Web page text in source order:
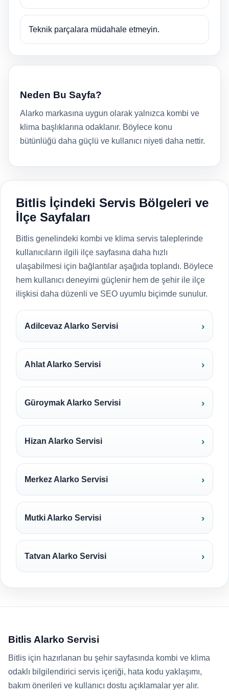
Teknik parçalara müdahale etmeyin.
Neden Bu Sayfa?
Alarko markasına uygun olarak yalnızca kombi ve
klima başlıklarına odaklanır. Böylece konu
bütünlüğü daha güçlü ve kullanıcı niyeti daha nettir.
Bitlis İçindeki Servis Bölgeleri ve
İlçe Sayfaları
Bitlis genelindeki kombi ve klima servis taleplerinde
kullanıcıların ilgili ilçe sayfasına daha hızlı
ulaşabilmesi için bağlantılar aşağıda toplandı. Böylece
hem kullanıcı deneyimi güçlenir hem de şehir ile ilçe
ilişkisi daha düzenli ve SEO uyumlu biçimde sunulur.
Adilcevaz Alarko Servisi
Ahlat Alarko Servisi
Güroymak Alarko Servisi
Hizan Alarko Servisi
Merkez Alarko Servisi
Mutki Alarko Servisi
Tatvan Alarko Servisi
Bitlis Alarko Servisi
Bitlis için hazırlanan bu şehir sayfasında kombi ve klima
odaklı bilgilendirici servis içeriği, hata kodu yaklaşımı,
bakım önerileri ve kullanıcı dostu açıklamalar yer alır.